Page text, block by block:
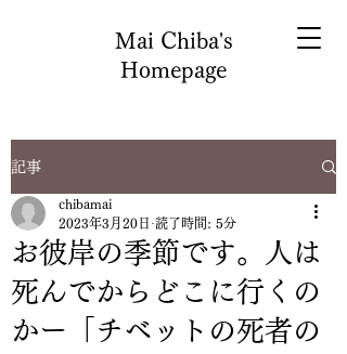
Mai Chiba's
Homepage
記事
お彼岸の季節です。人は
死んでからどこに行くの
かー「チベットの死者の
chibamai
2023年3月20日 読了時間: 5分